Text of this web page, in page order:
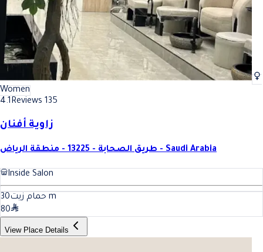
Women
4.1Reviews 135
زاوية أفنان
طريق الصحابة - 13225 - منطقة الرياض - Saudi Arabia
Inside Salon
حمام زيت30
m
80
View Place Details